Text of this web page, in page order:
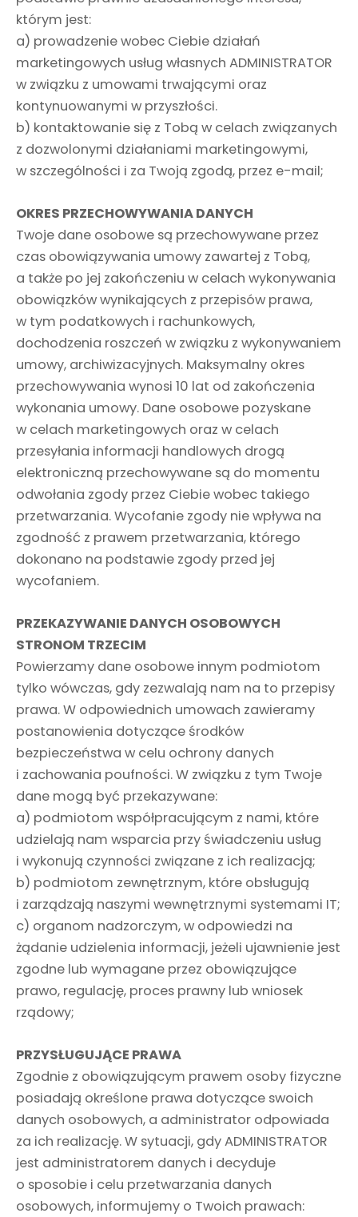
którym jest:
a) prowadzenie wobec Ciebie działań
marketingowych usług własnych ADMINISTRATOR
w związku z umowami trwającymi oraz
kontynuowanymi w przyszłości.
b) kontaktowanie się z Tobą w celach związanych
z dozwolonymi działaniami marketingowymi,
w szczególności i za Twoją zgodą, przez e-mail;
OKRES PRZECHOWYWANIA DANYCH
Twoje dane osobowe są przechowywane przez
czas obowiązywania umowy zawartej z Tobą,
a także po jej zakończeniu w celach wykonywania
obowiązków wynikających z przepisów prawa,
w tym podatkowych i rachunkowych,
dochodzenia roszczeń w związku z wykonywaniem
umowy, archiwizacyjnych. Maksymalny okres
przechowywania wynosi 10 lat od zakończenia
wykonania umowy. Dane osobowe pozyskane
w celach marketingowych oraz w celach
przesyłania informacji handlowych drogą
elektroniczną przechowywane są do momentu
odwołania zgody przez Ciebie wobec takiego
przetwarzania. Wycofanie zgody nie wpływa na
zgodność z prawem przetwarzania, którego
dokonano na podstawie zgody przed jej
wycofaniem.
PRZEKAZYWANIE DANYCH OSOBOWYCH
STRONOM TRZECIM
Powierzamy dane osobowe innym podmiotom
tylko wówczas, gdy zezwalają nam na to przepisy
prawa. W odpowiednich umowach zawieramy
postanowienia dotyczące środków
bezpieczeństwa w celu ochrony danych
i zachowania poufności. W związku z tym Twoje
dane mogą być przekazywane:
a) podmiotom współpracującym z nami, które
udzielają nam wsparcia przy świadczeniu usług
i wykonują czynności związane z ich realizacją;
b) podmiotom zewnętrznym, które obsługują
i zarządzają naszymi wewnętrznymi systemami IT;
c) organom nadzorczym, w odpowiedzi na
żądanie udzielenia informacji, jeżeli ujawnienie jest
zgodne lub wymagane przez obowiązujące
prawo, regulację, proces prawny lub wniosek
rządowy;
PRZYSŁUGUJĄCE PRAWA
Zgodnie z obowiązującym prawem osoby fizyczne
posiadają określone prawa dotyczące swoich
danych osobowych, a administrator odpowiada
za ich realizację. W sytuacji, gdy ADMINISTRATOR
jest administratorem danych i decyduje
o sposobie i celu przetwarzania danych
osobowych, informujemy o Twoich prawach: